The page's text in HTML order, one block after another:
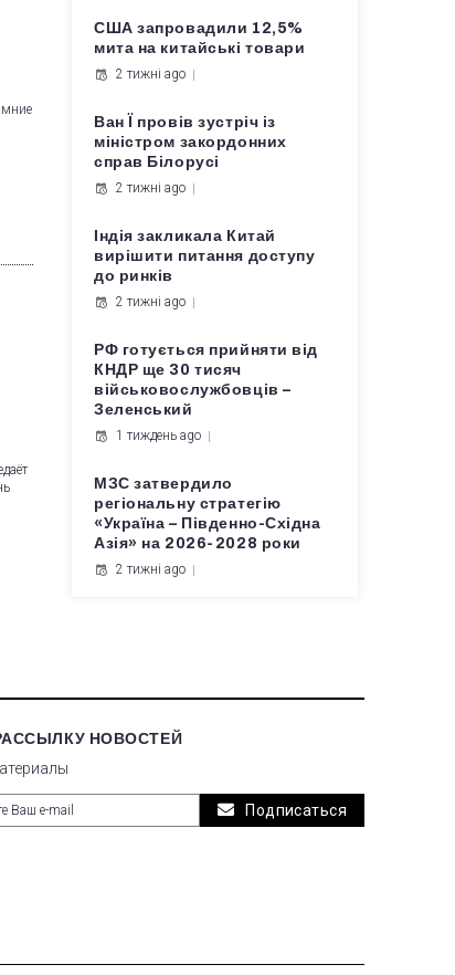
США запровадили 12,5%
мита на китайські товари
2 тижні ago
Ван Ї провів зустріч із
міністром закордонних
справ Білорусі
2 тижні ago
Індія закликала Китай
вирішити питання доступу
до ринків
2 тижні ago
РФ готується прийняти від
КНДР ще 30 тисяч
військовослужбовців –
Зеленський
1 тиждень ago
МЗС затвердило
регіональну стратегію
«Україна – Південно-Східна
Азія» на 2026-2028 роки
2 тижні ago
НОВОСТЕЙ
Подписаться